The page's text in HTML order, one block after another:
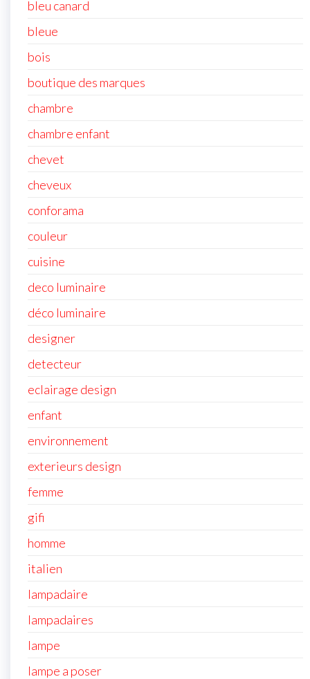
bleu canard
bleue
bois
boutique des marques
chambre
chambre enfant
chevet
cheveux
conforama
couleur
cuisine
deco luminaire
déco luminaire
designer
detecteur
eclairage design
enfant
environnement
exterieurs design
femme
gifi
homme
italien
lampadaire
lampadaires
lampe
lampe a poser